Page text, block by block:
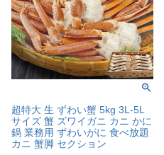
超特大 生 ずわい蟹 5kg 3L-5L
サイズ 蟹 ズワイガニ カニ かに
鍋 業務用 ずわいがに 食べ放題
カニ 蟹脚 セクション